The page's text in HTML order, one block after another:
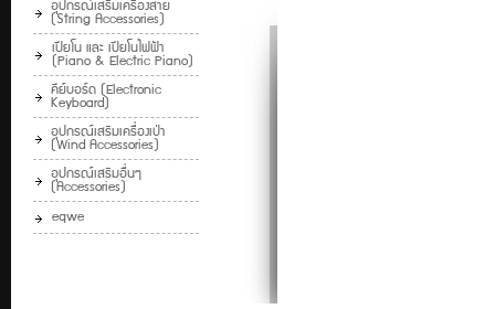
อุปกรณ์เสริมเครื่องสาย
(String Accessories)
เปียโน และ เปียโนไฟฟ้า
(Piano & Electric Piano)
คีย์บอร์ด (Electronic
Keyboard)
อุปกรณ์เสริมเครื่องเป่า
(Wind Accessories)
อุปกรณ์เสริมอื่นๆ
(Accessories)
eqwe